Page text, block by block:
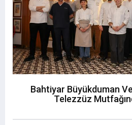
Bahtiyar Büyükduman
Telezzüz